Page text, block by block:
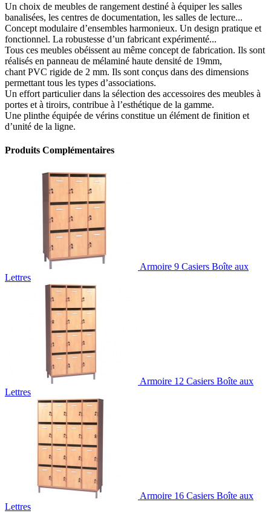
Un choix de meubles de rangement destiné à équiper les salles
banalisées, les centres de documentation, les salles de lecture...
Concept modulaire d’ensembles harmonieux. Un design pratique et
fonctionnel. La robustesse d’un fabricant expérimenté...
Tous ces meubles obéissent au même concept de fabrication. Ils sont
réalisés en panneau de mélaminé haute densité de 19mm,
chant PVC rigide de 2 mm. Ils sont conçus dans des dimensions
permettant tous les types d’associations.
Un effort particulier dans la sélection des accessoires des meubles à
portes et à tiroirs, contribue à l’esthétique de la gamme.
Une plinthe équipée de vérins constitue un élément de finition et
d’unité de la ligne.
Produits Complémentaires
Armoire 9 Casiers Boîte aux
Lettres
Armoire 12 Casiers Boîte aux
Lettres
Armoire 16 Casiers Boîte aux
Lettres